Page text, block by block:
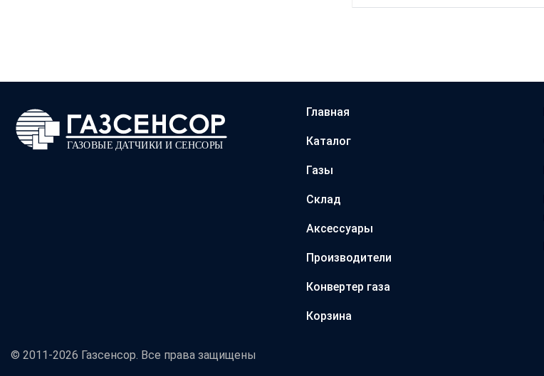
Главная
Каталог
Газы
Склад
Аксессуары
Производители
Конвертер газа
Корзина
© 2011-2026 Газсенсор. Все права защищены